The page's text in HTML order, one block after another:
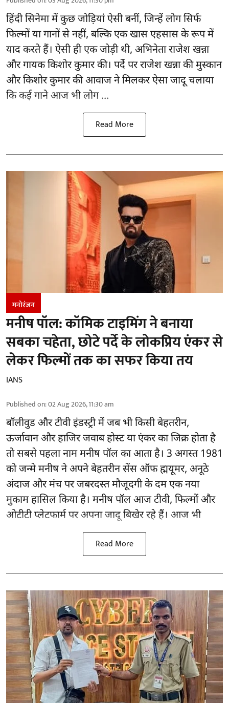
हिंदी सिनेमा में कुछ जोड़ियां ऐसी बनीं, जिन्हें लोग सिर्फ
फिल्मों या गानों से नहीं, बल्कि एक खास एहसास के रूप में
याद करते हैं। ऐसी ही एक जोड़ी थी, अभिनेता राजेश खन्ना
और गायक किशोर कुमार की। पर्दे पर राजेश खन्ना की मुस्कान
और किशोर कुमार कीआवाजने मिलकर ऐसा जादू चलाया
कि कई गाने आज भी लोग ...
Read More
मनोरंजन
मनीष पॉल: कॉमिक टाइमिंग ने बनाया
सबका चहेता, छोटे पर्दे के लोकप्रिय एंकर से
लेकर फिल्मों तक का सफर किया तय
IANS
Published on:02 Aug 2026, 11:30 am
बॉलीवुड और टीवी इंडस्ट्री में जब भी किसी बेहतरीन,
ऊर्जावान और हाजिर जवाब होस्ट या एंकर का जिक्र होता है
तो सबसे पहला नाम मनीष पॉल का आता है। 3 अगस्त 1981
को जन्मे मनीष ने अपने बेहतरीन सेंस ऑफ ह्मयूमर, अनूठे
अंदाज और मंच पर जबरदस्त मौजूदगी के दम एक नया
मुकाम हासिल किया है। मनीष पॉल आज टीवी, फिल्मों और
ओटीटी प्लेटफार्म पर अपना जादू बिखेर रहे हैं। आज भी
Read More